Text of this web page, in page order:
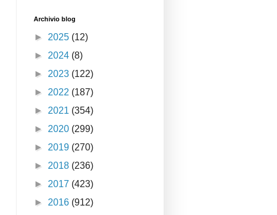
Archivio blog
► 2025 (12)
► 2024 (8)
► 2023 (122)
► 2022 (187)
► 2021 (354)
► 2020 (299)
► 2019 (270)
► 2018 (236)
► 2017 (423)
► 2016 (912)